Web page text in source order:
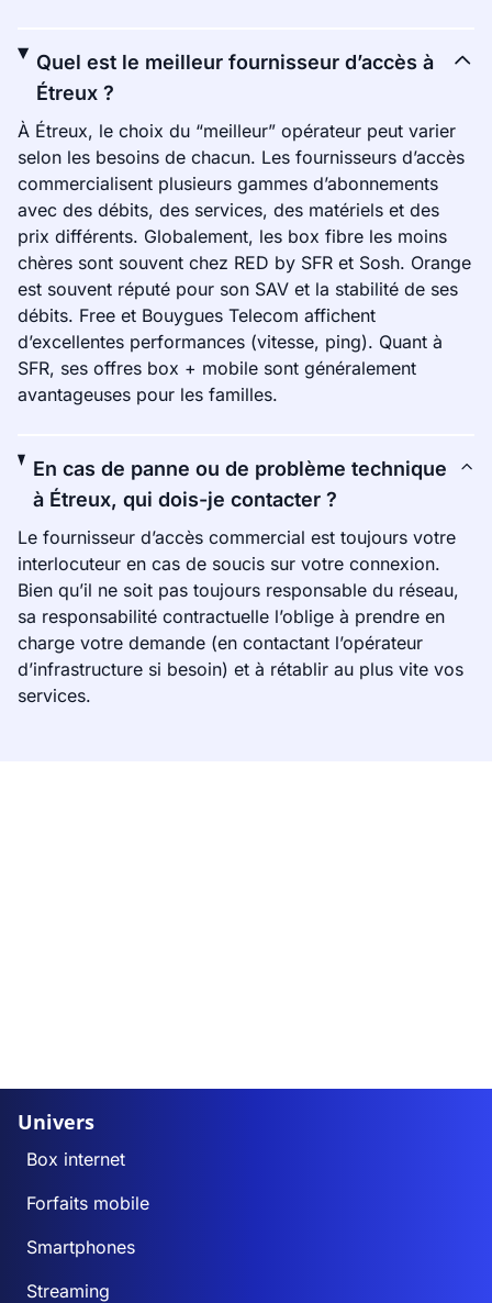
Quel est le meilleur fournisseur d’accès à
Étreux ?
À Étreux, le choix du “meilleur” opérateur peut varier
selon les besoins de chacun. Les fournisseurs d’accès
commercialisent plusieurs gammes d’abonnements
avec des débits, des services, des matériels et des
prix différents. Globalement, les box fibre les moins
chères sont souvent chez RED by SFR et Sosh. Orange
est souvent réputé pour son SAV et la stabilité de ses
débits. Free et Bouygues Telecom affichent
d’excellentes performances (vitesse, ping). Quant à
SFR, ses offres box + mobile sont généralement
avantageuses pour les familles.
En cas de panne ou de problème technique
à Étreux, qui dois-je contacter ?
Le fournisseur d’accès commercial est toujours votre
interlocuteur en cas de soucis sur votre connexion.
Bien qu’il ne soit pas toujours responsable du réseau,
sa responsabilité contractuelle l’oblige à prendre en
charge votre demande (en contactant l’opérateur
d’infrastructure si besoin) et à rétablir au plus vite vos
services.
Univers
Box internet
Forfaits mobile
Smartphones
Streaming